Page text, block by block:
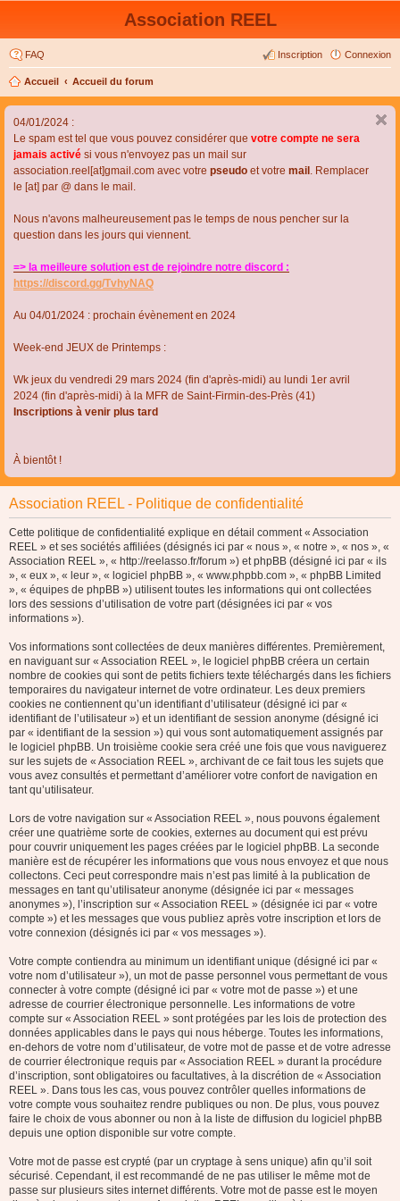
Association REEL
FAQ Connexion
Inscription
Accueil Accueil du forum
04/01/2024 :
Le spam est tel que vous pouvez considérer que votre compte ne sera
jamais activé si vous n'envoyez pas un mail sur
association.reel[at]gmail.com avec votre pseudo et votre mail . Remplacer
le [at] par @ dans le mail.
Nous n'avons malheureusement pas le temps de nous pencher sur la
question dans les jours qui viennent.
=> la meilleure solution est de rejoindre notre discord :
https://discord.gg/TvhyNAQ
Au 04/01/2024 : prochain évènement en 2024
Week-end JEUX de Printemps :
Wk jeux du vendredi 29 mars 2024 (fin d'après-midi) au lundi 1er avril
2024 (fin d'après-midi) à la MFR de Saint-Firmin-des-Près (41)
Inscriptions à venir plus tard
À bientôt !
Association REEL - Politique de confidentialité
Cette politique de confidentialité explique en détail comment « Association
REEL » et ses sociétés affiliées (désignés ici par « nous », « notre », « nos », «
Association REEL », « http://reelasso.fr/forum ») et phpBB (désigné ici par « ils
», « eux », « leur », « logiciel phpBB », « www.phpbb.com », « phpBB Limited
», « équipes de phpBB ») utilisent toutes les informations qui ont collectées
lors des sessions d’utilisation de votre part (désignées ici par « vos
informations »).
Vos informations sont collectées de deux manières différentes. Premièrement,
en naviguant sur « Association REEL », le logiciel phpBB créera un certain
nombre de cookies qui sont de petits fichiers texte téléchargés dans les fichiers
temporaires du navigateur internet de votre ordinateur. Les deux premiers
cookies ne contiennent qu’un identifiant d’utilisateur (désigné ici par «
identifiant de l’utilisateur ») et un identifiant de session anonyme (désigné ici
par « identifiant de la session ») qui vous sont automatiquement assignés par
le logiciel phpBB. Un troisième cookie sera créé une fois que vous naviguerez
sur les sujets de « Association REEL », archivant de ce fait tous les sujets que
vous avez consultés et permettant d’améliorer votre confort de navigation en
tant qu’utilisateur.
Lors de votre navigation sur « Association REEL », nous pouvons également
créer une quatrième sorte de cookies, externes au document qui est prévu
pour couvrir uniquement les pages créées par le logiciel phpBB. La seconde
manière est de récupérer les informations que vous nous envoyez et que nous
collectons. Ceci peut correspondre mais n’est pas limité à la publication de
messages en tant qu’utilisateur anonyme (désignée ici par « messages
anonymes »), l’inscription sur « Association REEL » (désignée ici par « votre
compte ») et les messages que vous publiez après votre inscription et lors de
votre connexion (désignés ici par « vos messages »).
Votre compte contiendra au minimum un identifiant unique (désigné ici par «
votre nom d’utilisateur »), un mot de passe personnel vous permettant de vous
connecter à votre compte (désigné ici par « votre mot de passe ») et une
adresse de courrier électronique personnelle. Les informations de votre
compte sur « Association REEL » sont protégées par les lois de protection des
données applicables dans le pays qui nous héberge. Toutes les informations,
en-dehors de votre nom d’utilisateur, de votre mot de passe et de votre adresse
de courrier électronique requis par « Association REEL » durant la procédure
d’inscription, sont obligatoires ou facultatives, à la discrétion de « Association
REEL ». Dans tous les cas, vous pouvez contrôler quelles informations de
votre compte vous souhaitez rendre publiques ou non. De plus, vous pouvez
faire le choix de vous abonner ou non à la liste de diffusion du logiciel phpBB
depuis une option disponible sur votre compte.
Votre mot de passe est crypté (par un cryptage à sens unique) afin qu’il soit
sécurisé. Cependant, il est recommandé de ne pas utiliser le même mot de
passe sur plusieurs sites internet différents. Votre mot de passe est le moyen